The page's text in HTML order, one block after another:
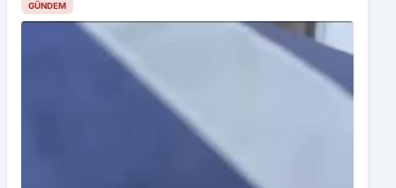
GÜNDEM